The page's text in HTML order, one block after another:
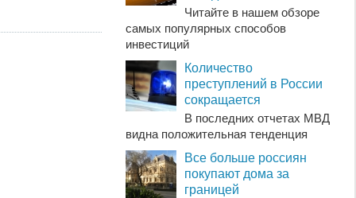
Читайте в нашем обзоре
самых популярных способов
инвестиций
Количество
преступлений в России
сокращается
В последних отчетах МВД
видна положительная тенденция
Все больше россиян
покупают дома за
границей